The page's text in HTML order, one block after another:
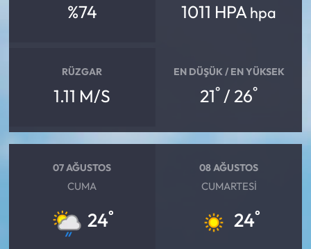
%74 1011 HPA hpa
RÜZGAR
1.11 M/S
EN DÜŞÜK / EN YÜKSEK
21° / 26°
07 AĞUSTOS
CUMA
24°
08 AĞUSTOS
CUMARTESI
24°